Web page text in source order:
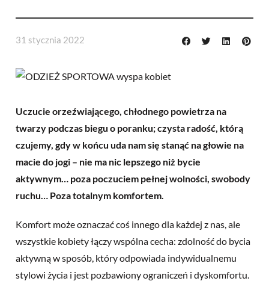
31 stycznia 2022
Uczucie orzeźwiającego, chłodnego powietrza na
twarzy podczas biegu o poranku; czysta radość, którą
czujemy, gdy w końcu uda nam się stanąć na głowie na
macie do jogi – nie ma nic lepszego niż bycie
aktywnym… poza poczuciem pełnej wolności, swobody
ruchu… Poza totalnym komfortem.
Komfort może oznaczać coś innego dla każdej z nas, ale
wszystkie kobiety łączy wspólna cecha: zdolność do bycia
aktywną w sposób, który odpowiada indywidualnemu
stylowi życia i jest pozbawiony ograniczeń i dyskomfortu.